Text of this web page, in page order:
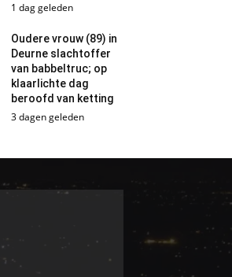
1 dag geleden
Oudere vrouw (89) in
Deurne slachtoffer
van babbeltruc; op
klaarlichte dag
beroofd van ketting
3 dagen geleden